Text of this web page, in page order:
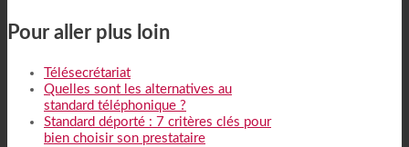
Pour aller plus loin
Télésecrétariat
Quelles sont les alternatives au
standard téléphonique ?
Standard déporté : 7 critères clés pour
bien choisir son prestataire